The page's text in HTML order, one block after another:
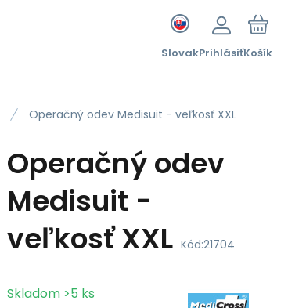
SlovakPrihlásiťKošík
Operačný odev Medisuit - veľkosť XXL
Operačný odev
Medisuit -
veľkosť XXL Kód:21704
Skladom >5 ks